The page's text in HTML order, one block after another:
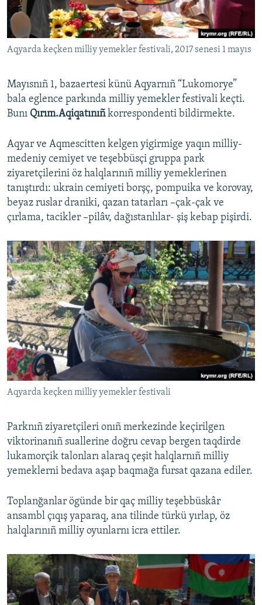
Русский
Українською
Aqyarda keçken milliy yemekler festivali, 2017 senesi 1 mayıs
Mayısnıñ 1, bazaertesi künü Aqyarnıñ “Lukomorye”
bala eglence parkında milliy yemekler festivali keçti.
Bunı Qırım.Aqiqatınıñkorrespondenti bildirmekte.
Aqyar ve Aqmescitten kelgen yigirmige yaqın milliy-
medeniy cemiyet ve teşebbüsçi gruppa park
ziyaretçilerini öz halqlarınıñ milliy yemeklerinen
tanıştırdı: ukrain cemiyeti borşç, pompuika ve korovay,
beyaz ruslar draniki, qazan tatarları –çak-çak ve
çırlama, tacikler –pilâv, dağıstanlılar- şiş kebap pişirdi.
Aqyarda keçken milliy yemekler festivali
Parknıñ ziyaretçileri onıñ merkezinde keçirilgen
viktorinanıñ suallerine doğru cevap bergen taqdirde
lukamorçik talonları alaraq çeşit halqlarnıñ milliy
yemeklerni bedava aşap baqmağa fursat qazana ediler.
Toplanğanlar ögünde bir qaç milliy teşebbüskâr
ansambl çıqış yaparaq, ana tilinde türkü yırlap, öz
halqlarınıñ milliy oyunlarnı icra ettiler.